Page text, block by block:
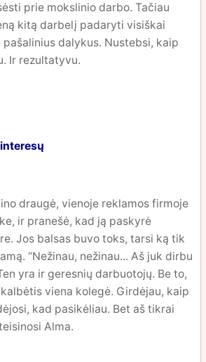
prie mokslinio darbo. Tačiau
kitą darbelį padaryti visiškai
dalykus. Nustebsi, kaip
Ir rezultatyvu.
draugė, vienoje reklamos firmoje
ir pranešė, kad ją paskyrė
Jos balsas buvo toks, tarsi ką tik
“Nežinau, nežinau... Aš juk dirbu
yra ir geresnių darbuotojų. Be to,
viena kolegė. Girdėjau, kaip
kad pasikėliau. Bet aš tikrai
Alma.